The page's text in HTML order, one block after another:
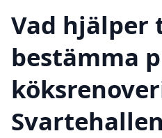
Vad
bestämma